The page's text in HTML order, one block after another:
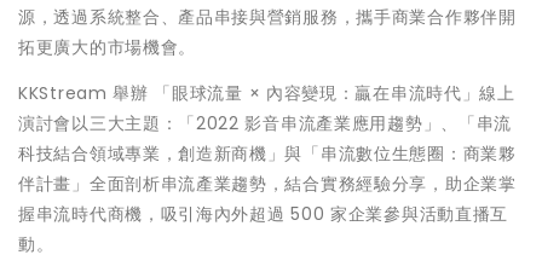
源，透過系統整合、產品串接與營銷服務，攜手商業合作夥伴開
拓更廣大的市場機會。
KKStream 舉辦 「眼球流量 × 內容變現：贏在串流時代」線上
演討會以三大主題：「2022 影音串流產業應用趨勢」、「串流
科技結合領域專業，創造新商機」與「串流數位生態圈：商業夥
伴計畫」全面剖析串流產業趨勢，結合實務經驗分享，助企業掌
握串流時代商機，​​吸引海內外超過 500 家企業參與活動直播互
動。